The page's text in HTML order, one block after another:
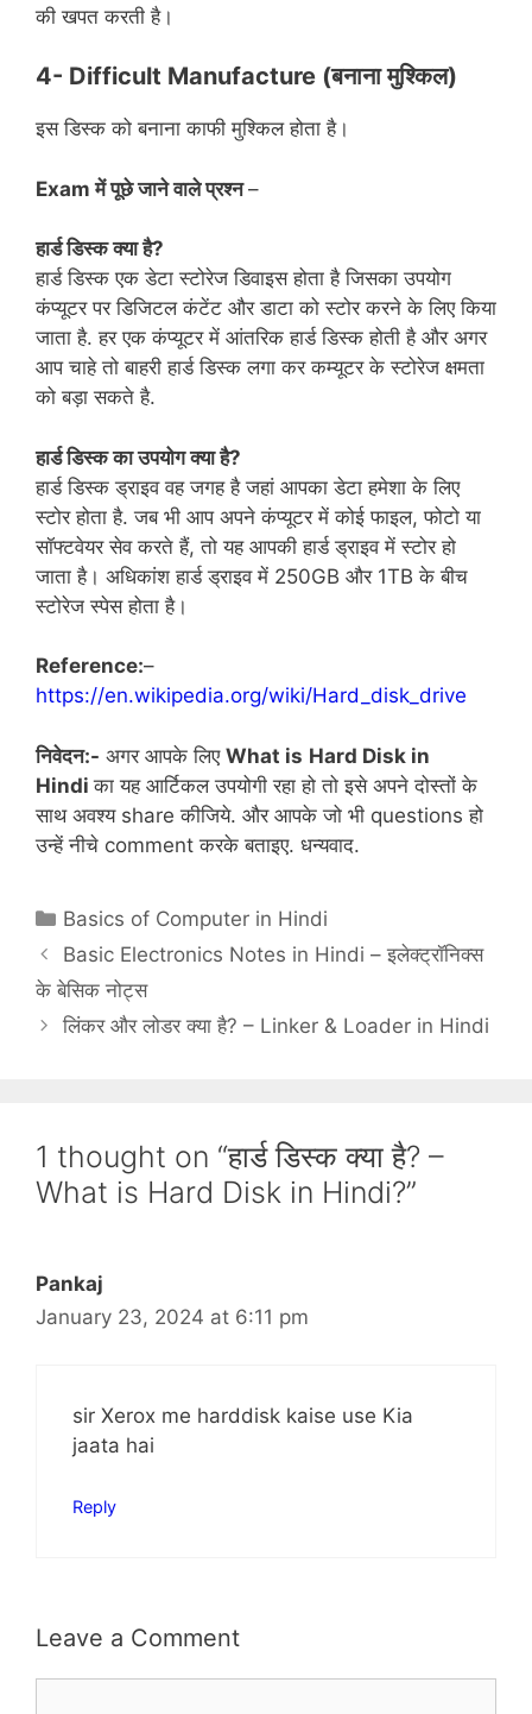
की खपत करती है।
4- Difficult Manufacture (बनाना मुश्किल)
इस डिस्क को बनाना काफी मुश्किल होता है।
Exam में पूछे जाने वाले प्रश्न–
हार्ड डिस्क क्या है?
हार्ड डिस्क एक डेटा स्टोरेज डिवाइस होता है जिसका उपयोग
कंप्यूटर पर डिजिटल कंटेंट और डाटा को स्टोर करने के लिए किया
जाता है. हर एक कंप्यूटर में आंतरिक हार्ड डिस्क होती है और अगर
आप चाहे तो बाहरी हार्ड डिस्क लगा कर कम्यूटर के स्टोरेज क्षमता
को बड़ा सकते है.
हार्ड डिस्क का उपयोग क्या है?
हार्ड डिस्क ड्राइव वह जगह है जहां आपका डेटा हमेशा के लिए
स्टोर होता है. जब भी आप अपने कंप्यूटर में कोई फाइल, फोटो या
सॉफ्टवेयर सेव करते हैं, तो यह आपकी हार्ड ड्राइव में स्टोर हो
जाता है। अधिकांश हार्ड ड्राइव में 250GB और 1TB के बीच
स्टोरेज स्पेस होता है।
Reference:–
https://en.wikipedia.org/wiki/Hard_disk_drive
निवेदन:- अगर आपके लिए What is Hard Disk in
Hindiका यह आर्टिकल उपयोगी रहा हो तो इसे अपने दोस्तों के
साथ अवश्य share कीजिये. और आपके जो भी questions हो
उन्हें नीचे comment करके बताइए. धन्यवाद.
Categories
Basics of Computer in Hindi
Basic Electronics Notes in Hindi – इलेक्ट्रॉनिक्स
के बेसिक नोट्स
लिंकर और लोडर क्या है? – Linker & Loader in Hindi
1 thought on “हार्ड डिस्क क्या है? –
What is Hard Disk in Hindi?”
Pankaj
January 23, 2024 at 6:11 pm
sir Xerox me harddisk kaise use Kia
jaata hai
Reply
Leave a Comment